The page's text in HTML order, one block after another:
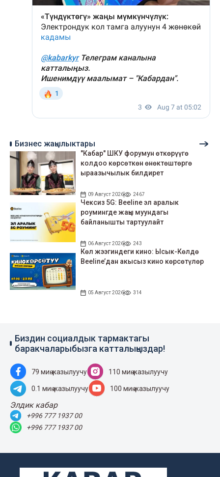
Бизнес жаңылыктары
"Кабар" ШКУ форумун өткөрүүгө
колдоо көрсөткөн өнөктөштөргө
ыраазычылык билдирет
09 Август 2026 2467
Чексиз 5G: Beeline эл аралык
роумингде жаңы муундагы
байланышты тартуулайт
06 Август 2026 243
Көл жээгиндеги кино: Ысык-Көлдө
Beeline’дан акысыз кино көрсөтүлөр
05 Август 2026 314
Биздин социалдык тармактагы
баракчаларыбызга катталыңыздар!
79 миң жазылуучу 110 миң жазылуучу
0.1 миң жазылуучу 100 миң жазылуучу
Элдик кабар
+996 777 1937 00
+996 777 1937 00